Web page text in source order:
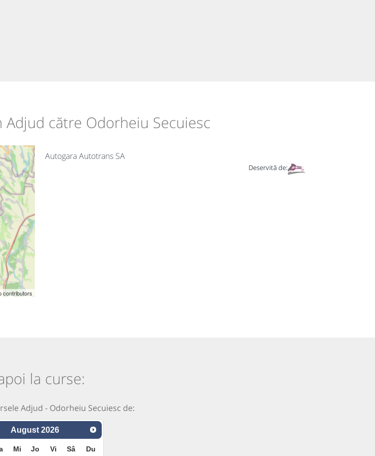
către Odorheiu Secuiesc
contributors
Autogara Autotrans SA
Deservită de:
la curse:
Adjud - Odorheiu Secuiesc de:
August 2026
Mi Jo Vi Sâ Du